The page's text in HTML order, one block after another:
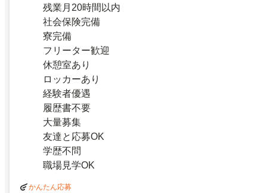
残業月20時間以内
社会保険完備
寮完備
フリーター歓迎
休憩室あり
ロッカーあり
経験者優遇
履歴書不要
大量募集
友達と応募OK
学歴不問
職場見学OK
かんたん応募